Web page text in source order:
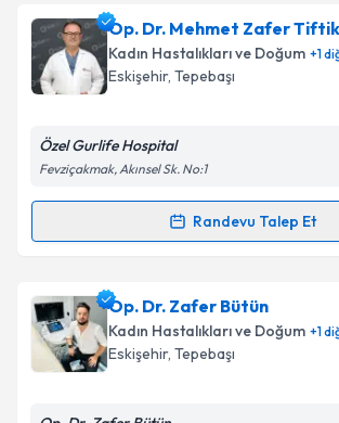
Op. Dr. Mehmet Zafer Tiftik
Kadın Hastalıkları ve Doğum +1
Eskişehir, Tepebaşı
Özel Gurlife Hospital
Fevziçakmak, Akınsel Sk. No:1
Randevu Talep Et
Randevu Takvimi Talebi
Op. Dr. Mehmet Zafer Tiftik
talebi oluşturun. Size bu uzmandan
için bir takvim hazırlandığında e-posta
bilgilendireceğiz.
E-posta Adresiniz
Op. Dr. Zafer Bütün
Kadın Hastalıkları ve Doğum +1
Eskişehir, Tepebaşı